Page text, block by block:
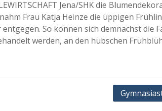
Jena/SHK die
Frau Katja Heinze die üppigen
So können sich demnächst die
werden, an den hübschen